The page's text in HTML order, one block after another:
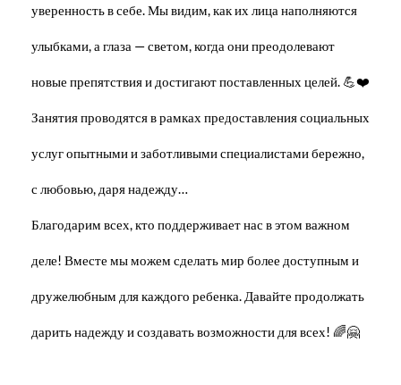
уверенность в себе. Мы видим, как их лица наполняются
улыбками, а глаза — светом, когда они преодолевают
новые препятствия и достигают поставленных целей. 💪❤️
Занятия проводятся в рамках предоставления социальных
услуг опытными и заботливыми специалистами бережно,
с любовью, даря надежду…
Благодарим всех, кто поддерживает нас в этом важном
деле! Вместе мы можем сделать мир более доступным и
дружелюбным для каждого ребенка. Давайте продолжать
дарить надежду и создавать возможности для всех! 🌈🤗